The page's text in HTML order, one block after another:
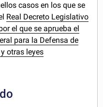
casos en los que se
Real Decreto Legislativo
el que se aprueba el
para la Defensa de
otras leyes